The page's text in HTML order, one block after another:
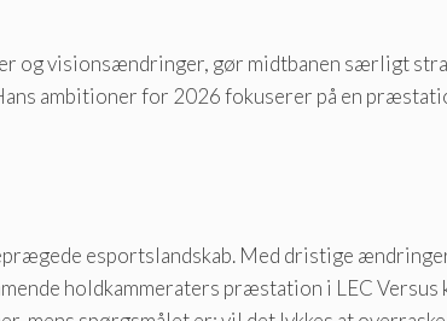
visionsændringer, gør midtbanen særligt
ambitioner for 2026 fokuserer på en
esportslandskab. Med dristige
holdkammeraters præstation i LEC Versus